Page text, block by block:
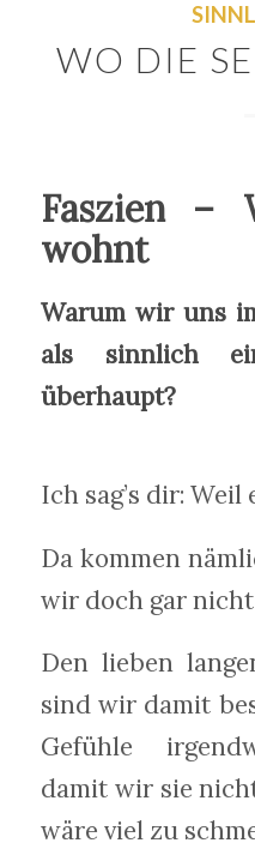
WO DIE
Faszien –
wohnt
Warum wir uns
als sinnlich
überhaupt?
Ich sag’s dir:
Da kommen
wir doch gar
Den lieben
sind wir damit
Gefühle
damit wir sie
wäre viel zu